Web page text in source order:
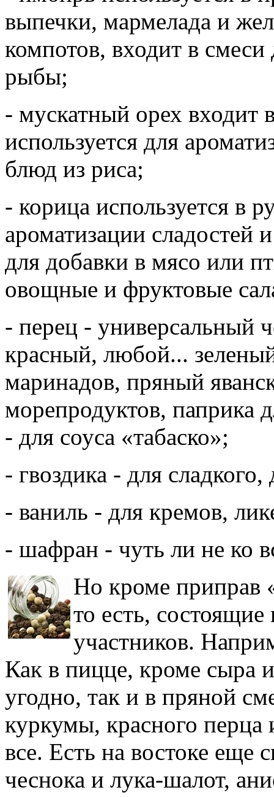
выпечки, мармелада и
компотов, входит в
рыбы;
- мускатный орех входит
используется для
блюд из риса;
- корица используется в
ароматизации сладостей
для добавки в мясо или
овощные и фруктовые
- перец - универсальный
красный, любой...
маринадов, пряный
морепродуктов, паприка
- для соуса «табаско»;
- гвоздика - для
- ваниль - для кремов,
- шафран - чуть ли не ко
Но кроме приправ
то есть,
участников.
Как в пицце, кроме сыра
угодно, так и в пряной
куркумы, красного перца
все. Есть на востоке еще
чеснока и лука-шалот,